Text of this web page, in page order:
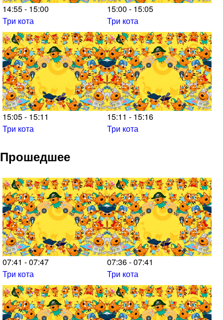
14:55 - 15:00
Три кота
15:00 - 15:05
Три кота
15:05 - 15:11
Три кота
15:11 - 15:16
Три кота
Прошедшее
07:41 - 07:47
Три кота
07:36 - 07:41
Три кота